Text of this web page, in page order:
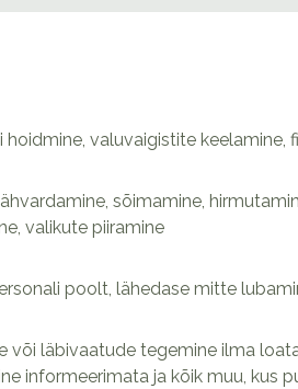
valuvaigistite keelamine,
sõimamine,
valikute piiramine
poolt, lähedase mitte
või läbivaatude tegemine ilma
informeerimata ja kõik muu, kus